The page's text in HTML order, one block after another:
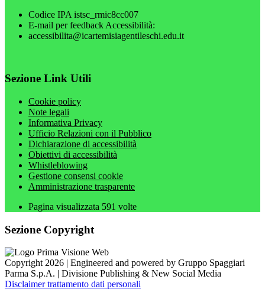
Codice IPA istsc_rmic8cc007
E-mail per feedback Accessibilità:
accessibilita@icartemisiagentileschi.edu.it
Sezione Link Utili
Cookie policy
Note legali
Informativa Privacy
Ufficio Relazioni con il Pubblico
Dichiarazione di accessibilità
Obiettivi di accessibilità
Whistleblowing
Gestione consensi cookie
Amministrazione trasparente
Pagina visualizzata 591 volte
Sezione Copyright
Copyright 2026 | Engineered and powered by Gruppo Spaggiari
Parma S.p.A. | Divisione Publishing & New Social Media
Disclaimer trattamento dati personali